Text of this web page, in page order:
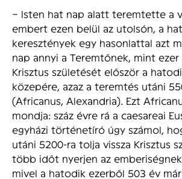
– Isten hat nap alatt teremtette a
embert ezen belül az utolsón, a
keresztények egy hasonlattal azt
nap annyi a Teremtőnek, mint ezer
Krisztus születését először a
közepére, azaz a teremtés utáni
(Africanus, Alexandria). Ezt
mondja: száz évre rá a caesareai
egyházi történetíró úgy számol,
utáni 5200-ra tolja vissza Krisztus
több időt nyerjen az
mivel a hatodik ezerből 503 év